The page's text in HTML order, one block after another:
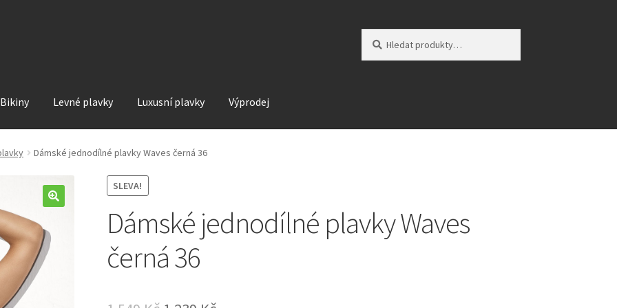
Bikiny Levné plavky Luxusní plavky Výprodej
Dámské jednodílné plavky Waves černá 36
SLEVA!
Dámské jednodílné plavky Waves
černá 36